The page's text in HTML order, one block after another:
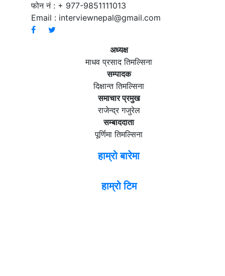
फोन नं : + 977-9851111013
Email : interviewnepal@gmail.com
अध्यक्ष
माधव प्रसाद तिमल्सिना
सम्पादक
दिक्षान्त तिमल्सिना
समाचार प्रमुख
राजेन्द्र गजुरेल
सम्बाददाता
पूर्णिमा तिमल्सिना
हाम्रो बारेमा
हाम्रो टिम